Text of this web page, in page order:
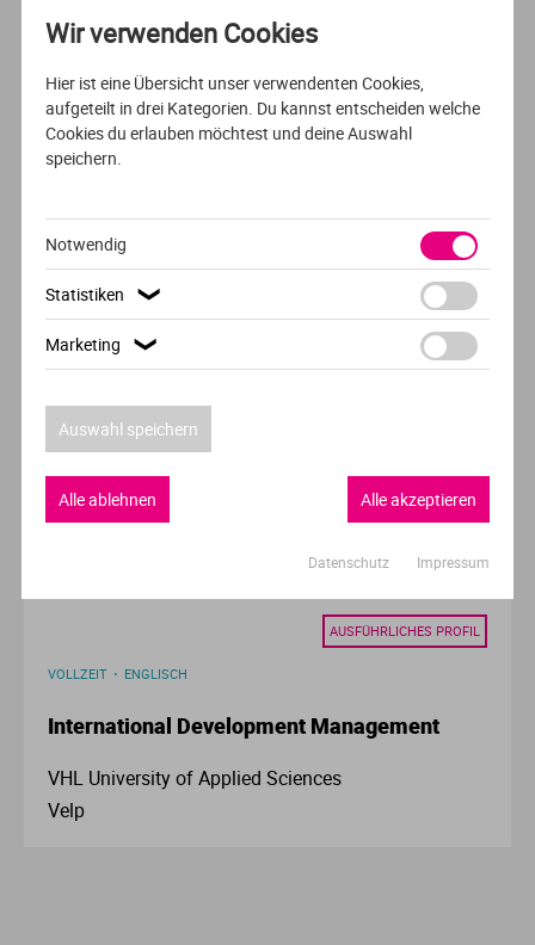
DEUTSCH
Duales Fernstudium Digital Marketing
Perspektive (EHiP)
Fernstudium
AUSFÜHRLICHES PROFIL
Creative Media
SRH Haarlem University of Applied Sciences
Haarlem
VOLLZEIT ENGLISCH
AUSFÜHRLICHES PROFIL
International Development Management
VHL University of Applied Sciences
Velp
Wir verwenden Cookies
Hier ist eine Übersicht unser verwendenten Cookies,
aufgeteilt in drei Kategorien. Du kannst entscheiden welche
Cookies du erlauben möchtest und deine Auswahl
speichern.
Notwendig
Statistiken ❯
Marketing ❯
Auswahl speichern
Alle akzeptieren
Alle ablehnen
Datenschutz Impressum